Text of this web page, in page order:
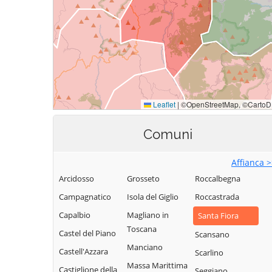
Comuni
Affianca
Arcidosso
Campagnatico
Capalbio
Castel del Piano
Castell'Azzara
Castiglione della
Grosseto
Isola del Giglio
Magliano in
Toscana
Manciano
Massa Marittima
Roccalbegna
Roccastrada
Santa Fiora
Scansano
Scarlino